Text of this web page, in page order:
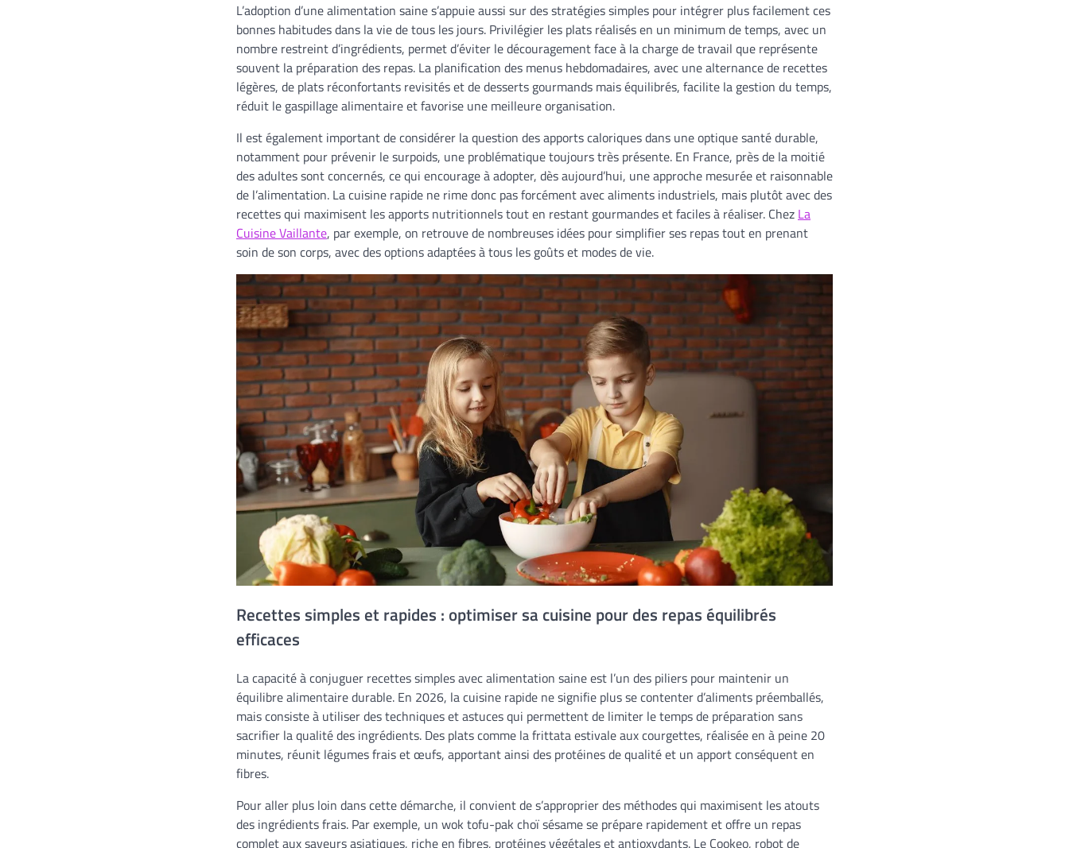
L’adoption d’une alimentation saine s’appuie aussi sur des stratégies simples pour intégrer plus facilement ces
bonnes habitudes dans la vie de tous les jours. Privilégier les plats réalisés en un minimum de temps, avec un
nombre restreint d’ingrédients, permet d’éviter le découragement face à la charge de travail que représente
souvent la préparation des repas. La planification des menus hebdomadaires, avec une alternance de recettes
légères, de plats réconfortants revisités et de desserts gourmands mais équilibrés, facilite la gestion du temps,
réduit le gaspillage alimentaire et favorise une meilleure organisation.
Il est également important de considérer la question des apports caloriques dans une optique santé durable,
notamment pour prévenir le surpoids, une problématique toujours très présente. En France, près de la moitié
des adultes sont concernés, ce qui encourage à adopter, dès aujourd’hui, une approche mesurée et raisonnable
de l’alimentation. La cuisine rapide ne rime donc pas forcément avec aliments industriels, mais plutôt avec des
recettes qui maximisent les apports nutritionnels tout en restant gourmandes et faciles à réaliser. Chez La
Cuisine Vaillante, par exemple, on retrouve de nombreuses idées pour simplifier ses repas tout en prenant
soin de son corps, avec des options adaptées à tous les goûts et modes de vie.
Recettes simples et rapides : optimiser sa cuisine pour des repas équilibrés
efficaces
La capacité à conjuguer recettes simples avec alimentation saine est l’un des piliers pour maintenir un
équilibre alimentaire durable. En 2026, la cuisine rapide ne signifie plus se contenter d’aliments préemballés,
mais consiste à utiliser des techniques et astuces qui permettent de limiter le temps de préparation sans
sacrifier la qualité des ingrédients. Des plats comme la frittata estivale aux courgettes, réalisée en à peine 20
minutes, réunit légumes frais et œufs, apportant ainsi des protéines de qualité et un apport conséquent en
fibres.
Pour aller plus loin dans cette démarche, il convient de s’approprier des méthodes qui maximisent les atouts
des ingrédients frais. Par exemple, un wok tofu-pak choï sésame se prépare rapidement et offre un repas
complet aux saveurs asiatiques, riche en fibres, protéines végétales et antioxydants. Le Cookeo, robot de